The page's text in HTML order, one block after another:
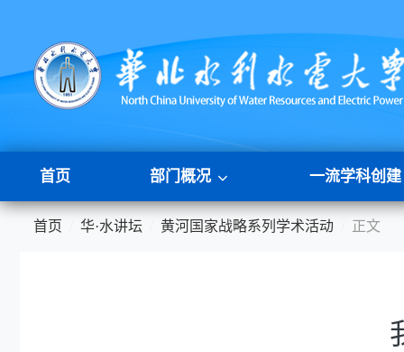
首页 部门概况 一流学科创建
首页 华·水讲坛 黄河国家战略系列学术活动 正文